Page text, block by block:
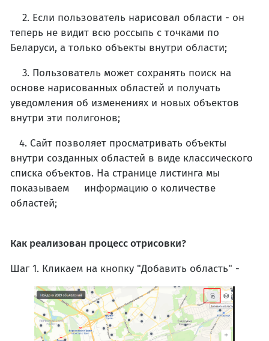
2. Если пользователь нарисовал области - он
теперь не видит всю россыпь с точками по
Беларуси, а только объекты внутри области;
3. Пользователь может сохранять поиск на
основе нарисованных областей и получать
уведомления об изменениях и новых объектов
внутри эти полигонов;
4. Сайт позволяет просматривать объекты
внутри созданных областей в виде классического
списка объектов. На странице листинга мы
показываем информацию о количестве
областей;
Как реализован процесс отрисовки?
Шаг 1. Кликаем на кнопку "Добавить область" -